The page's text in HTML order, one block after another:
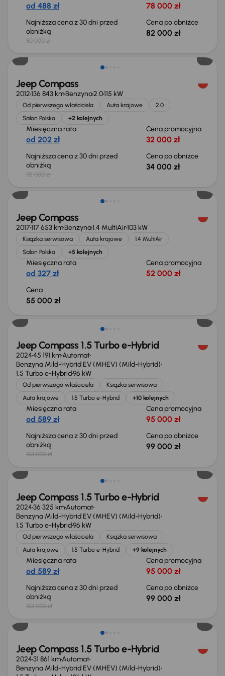
od 488 zł 78 000 zł
Najniższa cena z 30 dni przed
obniżką
80 000 zł
Cena po obniżce
82 000 zł
Taniej o 1 000 zł
Jeep Compass
2012136 843 kmBenzyna2.0115 kW
Od pierwszego właściciela Auta krajowe
2.0
Salon Polska
+2 kolejnych
Miesięczna rata
od 202 zł
Cena promocyjna
32 000 zł
Najniższa cena z 30 dni przed
obniżką
35 000 zł
Cena po obniżce
34 000 zł
Jeep Compass
2017117 653 kmBenzyna1.4 MultiAir103 kW
Książka serwisowa Auta krajowe
1.4 MultiAir
Salon Polska
+5 kolejnych
Miesięczna rata
od 327 zł
Cena promocyjna
52 000 zł
Cena
55 000 zł
Taniej o 4 000 zł
Jeep Compass 1.5 Turbo e-Hybrid
202445 191 kmAutomat
Benzyna Mild-Hybrid EV (MHEV) (Mild-Hybrid)
1.5 Turbo e-Hybrid96 kW
Od pierwszego właściciela
Książka serwisowa
Auta krajowe
1.5 Turbo e-Hybrid +10 kolejnych
Miesięczna rata
od 589 zł
Cena promocyjna
95 000 zł
Najniższa cena z 30 dni przed
obniżką
103 000 zł
Cena po obniżce
99 000 zł
Taniej o 4 000 zł
Jeep Compass 1.5 Turbo e-Hybrid
202436 325 kmAutomat
Benzyna Mild-Hybrid EV (MHEV) (Mild-Hybrid)
1.5 Turbo e-Hybrid96 kW
Od pierwszego właściciela
Książka serwisowa
Auta krajowe
1.5 Turbo e-Hybrid +9 kolejnych
Miesięczna rata
od 589 zł
Cena promocyjna
95 000 zł
Najniższa cena z 30 dni przed
obniżką
103 000 zł
Cena po obniżce
99 000 zł
Taniej o 1 000 zł
Jeep Compass 1.5 Turbo e-Hybrid
202431 861 kmAutomat
Benzyna Mild-Hybrid EV (MHEV) (Mild-Hybrid)